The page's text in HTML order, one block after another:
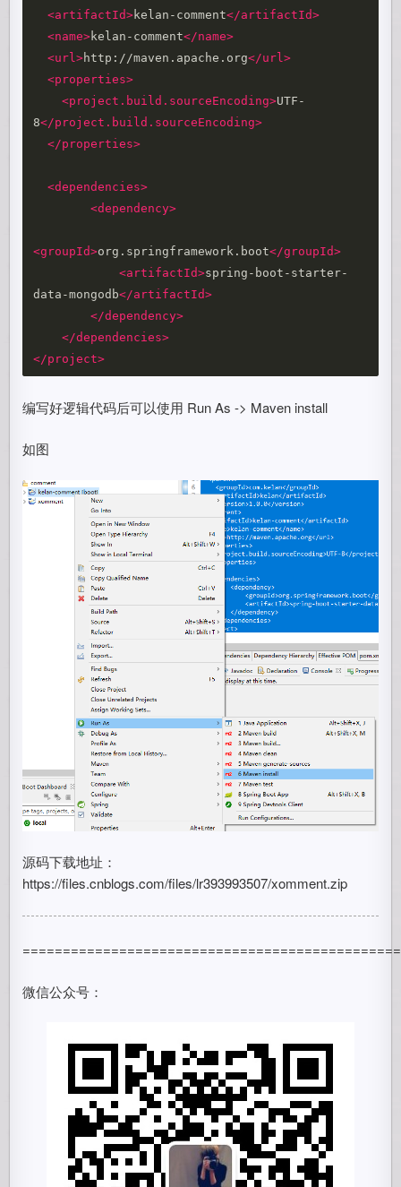
<artifactId>kelan-comment</artifactId>
<name>kelan-comment</name>
<url>http://maven.apache.org</url>
<properties>
<project.build.sourceEncoding>UTF-
8</project.build.sourceEncoding>
</properties>
<dependencies>
<dependency>
<groupId>org.springframework.boot</groupId>
<artifactId>spring-boot-starter-
data-mongodb</artifactId>
</dependency>
</dependencies>
</project>
编写好逻辑代码后可以使用 Run As -> Maven install
如图
源码下载地址：
https://files.cnblogs.com/files/lr393993507/xomment.zip
微信公众号：